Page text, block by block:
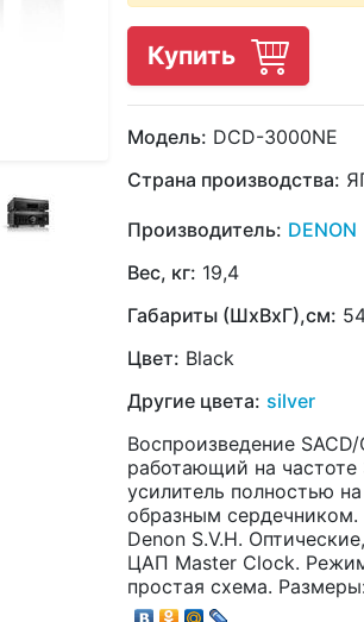
Купить
Модель: DCD-3000NE
Страна производства:
Производитель: DENON
Вес, кг: 19,4
Габариты (ШхВхГ),см:
Цвет: Black
Другие цвета: silver
Воспроизведение
работающий на частоте
усилитель полностью
образным
Denon S.V.H.
ЦАП Master Clock.
простая схема.